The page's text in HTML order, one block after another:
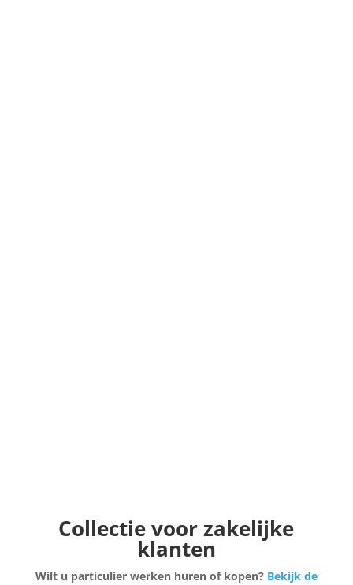
Collectie voor zakelijke
klanten
Wilt u particulier werken huren of kopen? Bekijk de